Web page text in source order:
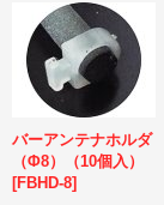
バーアンテナホルダ
（Φ8）（10個入）
[FBHD-8]